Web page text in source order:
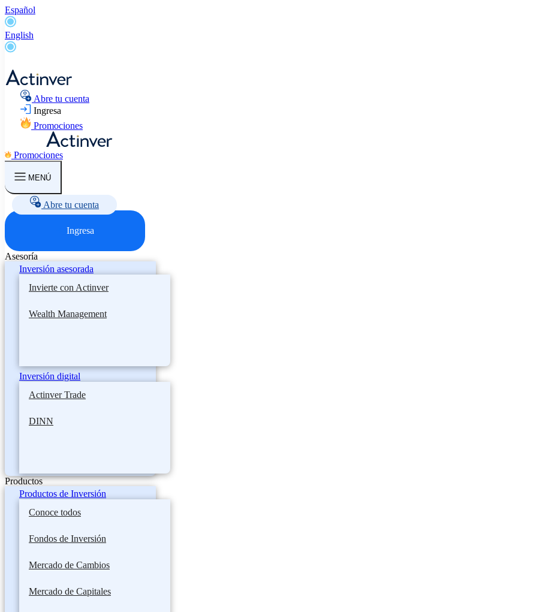
Español
English
Abre tu cuenta
Ingresa
Promociones
Promociones
MENÚ
Abre tu cuenta
Ingresa
Asesoría
Inversión asesorada
Invierte con Actinver
Wealth Management
Inversión digital
Actinver Trade
DINN
Productos
Productos de Inversión
Conoce todos
Fondos de Inversión
Mercado de Cambios
Mercado de Capitales